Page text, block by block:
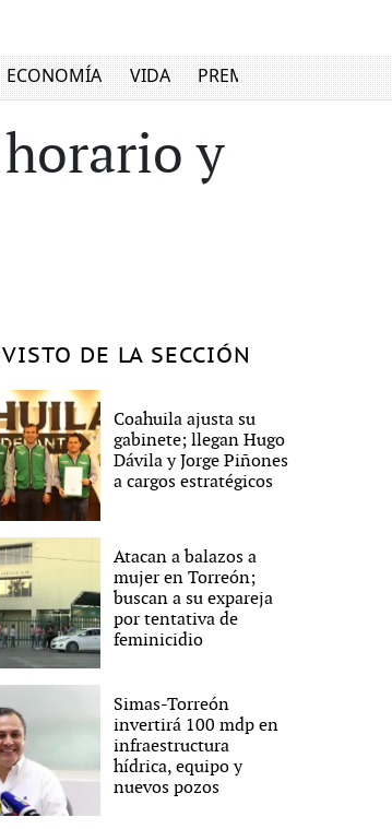
ECONOMÍA VIDA PREMIUM
y
DE LA SECCIÓN
Coahuila ajusta su
gabinete; llegan Hugo
Dávila y Jorge Piñones
a cargos estratégicos
Atacan a balazos a
mujer en Torreón;
buscan a su expareja
por tentativa de
feminicidio
Simas-Torreón
invertirá 100 mdp en
infraestructura
hídrica, equipo y
nuevos pozos